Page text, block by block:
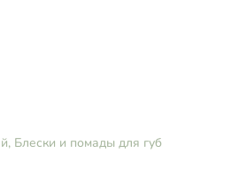
Блески и помады для губ